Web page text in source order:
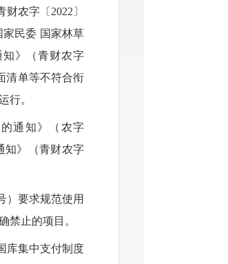
财农字〔 2022 〕
民委 国家林草
知》（青财农字
清单等不符合衔
行。
通知》（农字
知》（青财农字
）要求规范使用
禁止的项目。
库集中支付制度